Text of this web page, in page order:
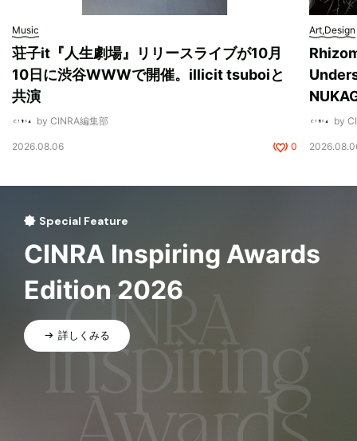
Music
荘子it『人生劇場』リリースライブが10月
10日に渋谷WWWで開催。illicit tsuboiと
共演
by CINRA編集部
2026.08.06 0
Art,Design
by
Special Feature
CINRA Inspiring Awards
Edition 2026
詳しくみる